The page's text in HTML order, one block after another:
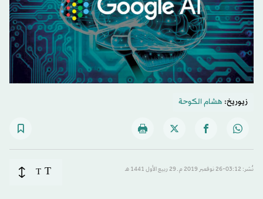
زيوريخ: هشام الكوحة
نُشر: 03:12-26 نوفمبر 2019 م ـ 29 ربيع الأول 1441 هـ T
T